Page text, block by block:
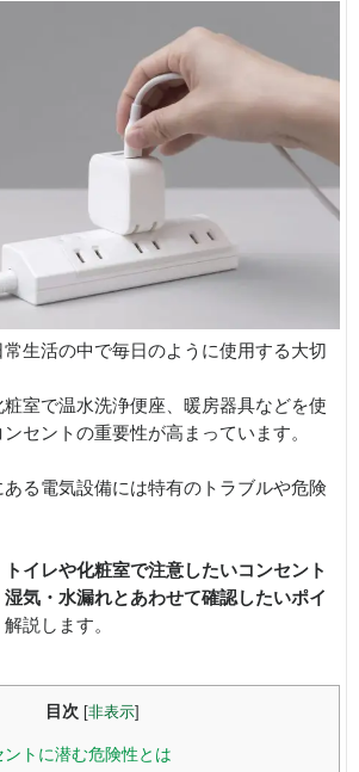
常生活の中で毎日のように使用する大切
室で温水洗浄便座、暖房器具などを使
セントの重要性が高まっています。
ある電気設備には特有のトラブルや危険
トイレや化粧室で注意したいコンセント
気・水漏れとあわせて確認したいポイ
説します。
目次 [非表示]
トに潜む危険性とは